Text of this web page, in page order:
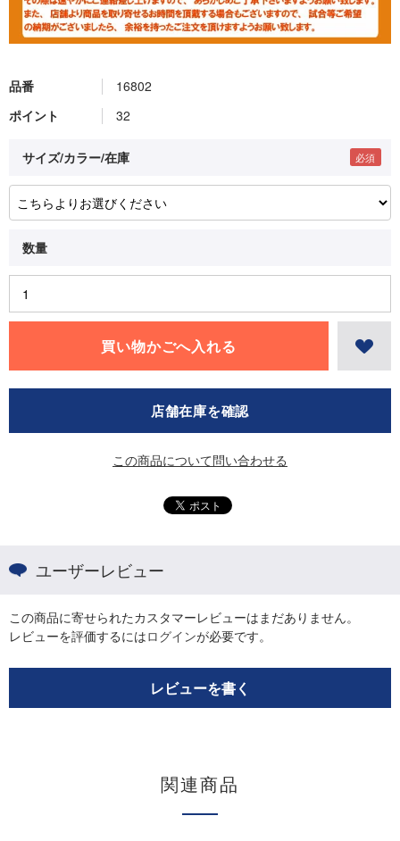
品番
16802
ポイント
32
サイズ/カラー/在庫
店舗在庫を確認
この商品について問い合わせる
ユーザーレビュー
この商品に寄せられたカスタマーレビューはまだありません。
レビューを評価するにはログインが必要です。
レビューを書く
関連商品